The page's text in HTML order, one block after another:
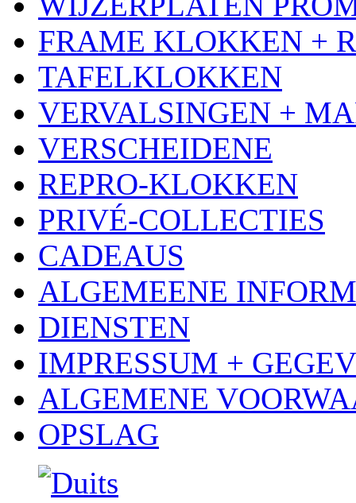
FRAME KLOKKEN +
TAFELKLOKKEN
VERVALSINGEN +
VERSCHEIDENE
REPRO-KLOKKEN
PRIVÉ-COLLECTIES
CADEAUS
ALGEMEENE
DIENSTEN
IMPRESSUM +
ALGEMENE
OPSLAG